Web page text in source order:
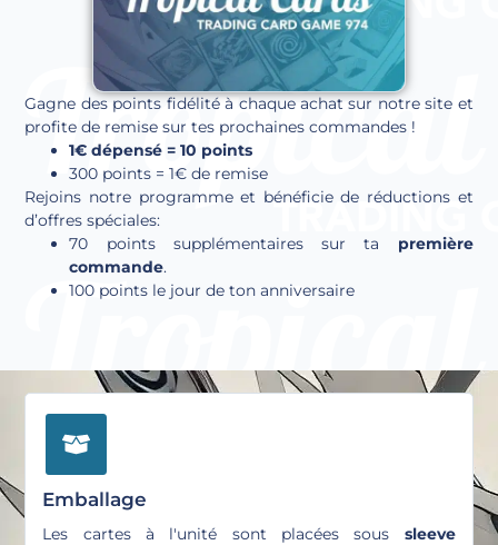
Gagne des points fidélité à chaque achat sur notre site et
profite de remise sur tes prochaines commandes !
1€ dépensé = 10 points
300 points = 1€ de remise
Rejoins notre programme et bénéficie de réductions et
d’offres spéciales:
70 points supplémentaires sur ta première
commande.
100 points le jour de ton anniversaire
Emballage
Les cartes à l'unité sont placées sous sleeve